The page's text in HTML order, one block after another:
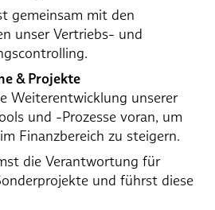
gemeinsam mit den
unser Vertriebs- und
& Projekte
Weiterentwicklung unserer
und -Prozesse voran, um
Finanzbereich zu steigern.
die Verantwortung für
und führst diese